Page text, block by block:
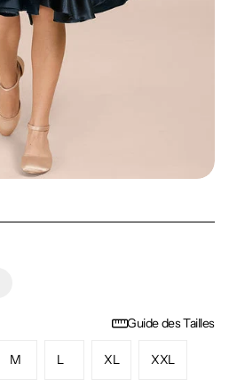
Guide des Tailles
M L XL XXL